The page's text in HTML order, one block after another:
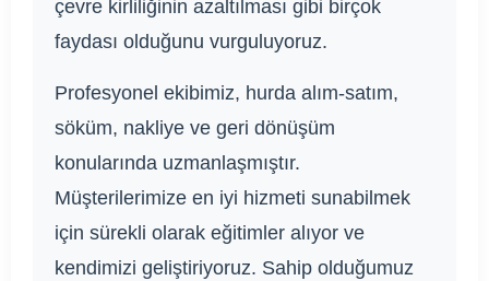
çevre kirliliğinin azaltılması gibi birçok
faydası olduğunu vurguluyoruz.
Profesyonel ekibimiz, hurda alım-satım,
söküm, nakliye ve geri dönüşüm
konularında uzmanlaşmıştır.
Müşterilerimize en iyi hizmeti sunabilmek
için sürekli olarak eğitimler alıyor ve
kendimizi geliştiriyoruz. Sahip olduğumuz